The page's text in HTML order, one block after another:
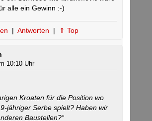
alle ein Gewinn :-)
| Antworten | ⇑ Top
10:10 Uhr
Kroaten für die Position wo
jähriger Serbe spielt? Haben wir
Baustellen?“